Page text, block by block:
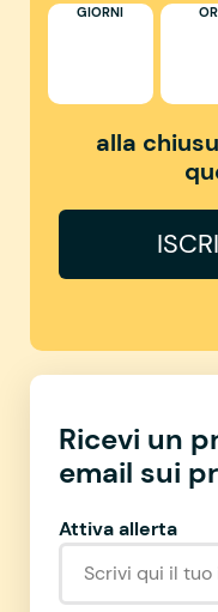
GIORNI
alla
Ricevi un
email sui
Attiva allerta